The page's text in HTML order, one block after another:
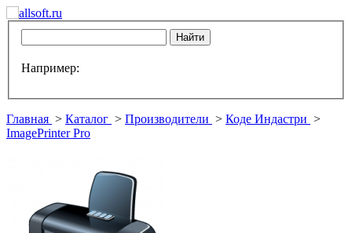
Например:
Главная > Каталог > Производители > Коде Индастри >
ImagePrinter Pro